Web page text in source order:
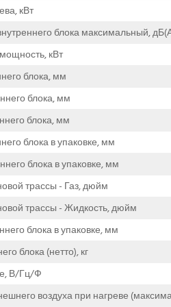
кВт
блока максимальный,
кВт
блока, мм
блока, мм
блока, мм
блока в упаковке, мм
блока в упаковке, мм
трассы - Газ, дюйм
трассы - Жидкость, дюйм
блока в упаковке, мм
блока (нетто), кг
В/Гц/Ф
воздуха при нагреве